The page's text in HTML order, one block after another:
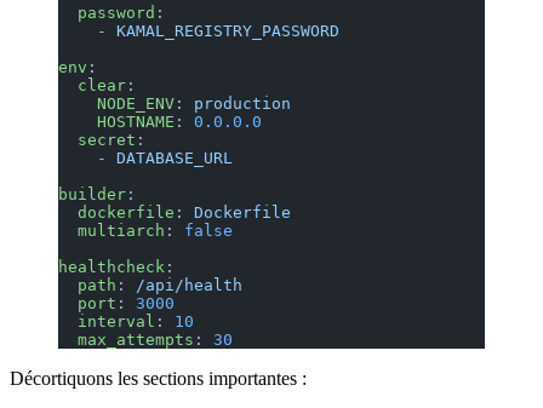
  password
:
    -
KAMAL_REGISTRY_PASSWORD
env :
  clear
:
    NODE_ENV
: production
    HOSTNAME
: 0.0.0.0
  secret
:
    -
DATABASE_URL
builder :
  dockerfile
: Dockerfile
  multiarch
: false
healthcheck :
  path
: /api/health
  port
: 3000
  interval
: 10
  max_attempts
: 30
Décortiquons les sections importantes :